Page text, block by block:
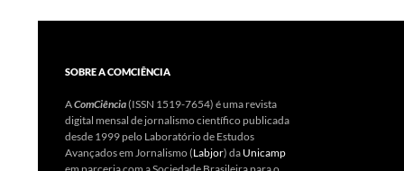
SOBRE A COMCIÊNCIA
AComCiência(ISSN 1519-7654) é uma revista
digital mensal de jornalismo científico publicada
desde 1999 pelo Laboratório de Estudos
Avançados em Jornalismo (Labjor) da Unicamp